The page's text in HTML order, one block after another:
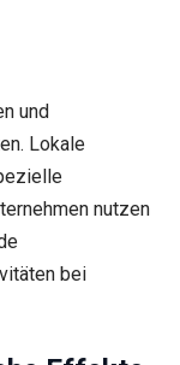
und
Lokale
nutzen
bei